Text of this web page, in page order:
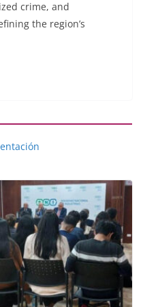
crime, and
the region’s